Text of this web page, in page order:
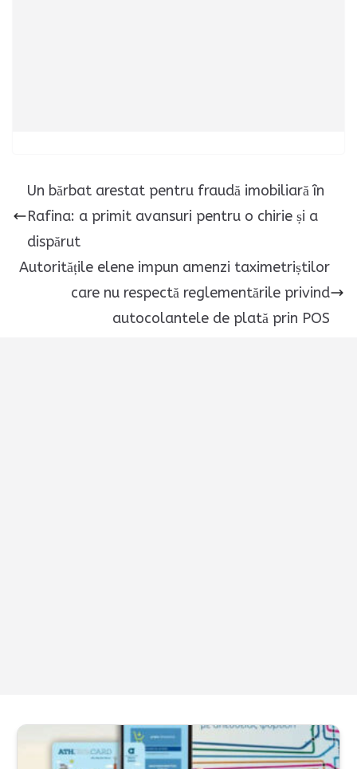
Un bărbat arestat pentru fraudă imobiliară în
Rafina: a primit avansuri pentru o chirie și a
dispărut
Autoritățile elene impun amenzi taximetriștilor
care nu respectă reglementările privind
autocolantele de plată prin POS